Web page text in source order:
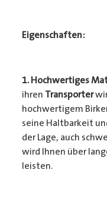
Eigenschaften:
1. Hochwertiges
ihren Transporter
hochwertigem
seine Haltbarkeit
der Lage, auch
wird Ihnen über
leisten.